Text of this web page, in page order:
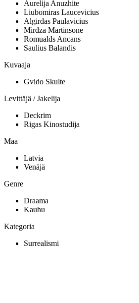
Aurelija Anuzhite
Liubomiras Laucevicius
Algirdas Paulavicius
Mirdza Martinsone
Romualds Ancans
Saulius Balandis
Kuvaaja
Gvido Skulte
Levittäjä / Jakelija
Deckrim
Rigas Kinostudija
Maa
Latvia
Venäjä
Genre
Draama
Kauhu
Kategoria
Surrealismi